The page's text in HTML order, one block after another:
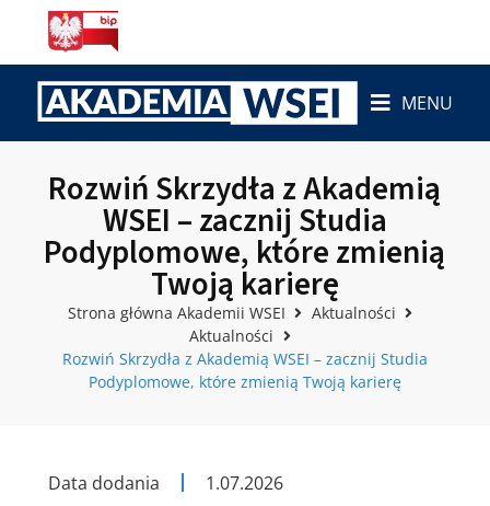
MENU
Rozwiń Skrzydła z Akademią
WSEI – zacznij Studia
Podyplomowe, które zmienią
Twoją karierę
Strona główna Akademii WSEI
Aktualności
Aktualności
Rozwiń Skrzydła z Akademią WSEI – zacznij Studia
Podyplomowe, które zmienią Twoją karierę
Data dodania
1.07.2026